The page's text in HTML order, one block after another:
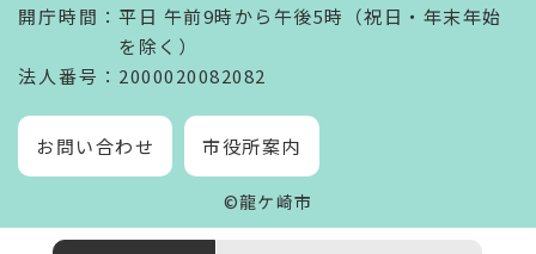
開庁時間 ： 平日 午前9時から午後5時（祝日・年末年始
を除く）
法人番号 ：2000020082082
お問い合わせ 市役所案内
©龍ケ崎市